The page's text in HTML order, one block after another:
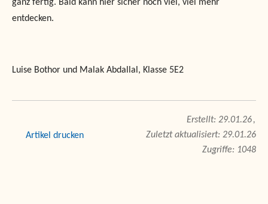
ganz fertig. Bald kann hier sicher noch viel, viel mehr
entdecken.
Luise Bothor und Malak Abdallal, Klasse 5E2
drucken
29.01.26
Zuletzt aktualisiert: 29.01.26
Zugriffe: 1048